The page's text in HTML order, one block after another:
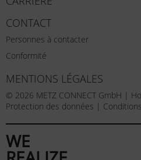
CONTACT
Personnes à contacter
Conformité
MENTIONS LÉGALES
© 2026 METZ CONNECT GmbH |
Protection des données |
WE